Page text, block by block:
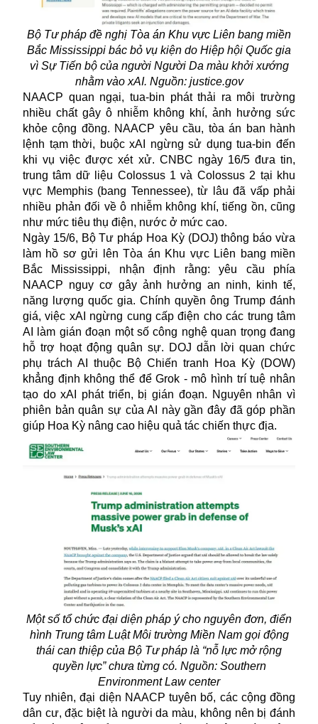
Bộ Tư pháp đề nghị Tòa án Khu vực Liên bang miền
Bắc Mississippi bác bỏ vụ kiện do Hiệp hội Quốc gia
vì Sự Tiến bộ của người Người Da màu khởi xướng
nhằm vào xAI. Nguồn: justice.gov
NAACP quan ngại, tua-bin phát thải ra môi trường
nhiều chất gây ô nhiễm không khí, ảnh hưởng sức
khỏe cộng đồng. NAACP yêu cầu, tòa án ban hành
lệnh tạm thời, buộc xAI ngừng sử dụng tua-bin đến
khi vụ việc được xét xử. CNBC ngày 16/5 đưa tin,
trung tâm dữ liệu Colossus 1 và Colossus 2 tại khu
vực Memphis (bang Tennessee), từ lâu đã vấp phải
nhiều phản đối về ô nhiễm không khí, tiếng ồn, cũng
như mức tiêu thụ điện, nước ở mức cao.
Ngày 15/6, Bộ Tư pháp Hoa Kỳ (DOJ) thông báo vừa
làm hồ sơ gửi lên Tòa án Khu vực Liên bang miền
Bắc Mississippi, nhận định rằng: yêu cầu phía
NAACP nguy cơ gây ảnh hưởng an ninh, kinh tế,
năng lượng quốc gia. Chính quyền ông Trump đánh
giá, việc xAI ngừng cung cấp điện cho các trung tâm
AI làm gián đoạn một số công nghệ quan trọng đang
hỗ trợ hoạt động quân sự. DOJ dẫn lời quan chức
phụ trách AI thuộc Bộ Chiến tranh Hoa Kỳ (DOW)
khẳng định không thể để Grok - mô hình trí tuệ nhân
tạo do xAI phát triển, bị gián đoạn. Nguyên nhân vì
phiên bản quân sự của AI này gần đây đã góp phần
giúp Hoa Kỳ nâng cao hiệu quả tác chiến thực địa.
Một số tổ chức đại diện pháp ý cho nguyên đơn, điển
hình Trung tâm Luật Môi trường Miền Nam gọi động
thái can thiệp của Bộ Tư pháp là “nỗ lực mở rộng
quyền lực” chưa từng có. Nguồn: Southern
Environment Law center
Tuy nhiên, đại diện NAACP tuyên bố, các cộng đồng
dân cư, đặc biệt là người da màu, không nên bị đánh